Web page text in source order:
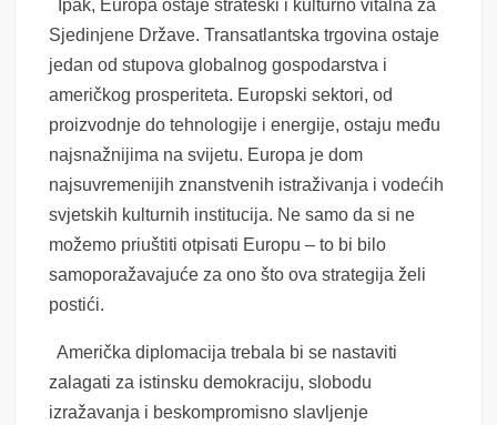
Ipak, Europa ostaje strateški i kulturno vitalna za
Sjedinjene Države. Transatlantska trgovina ostaje
jedan od stupova globalnog gospodarstva i
američkog prosperiteta. Europski sektori, od
proizvodnje do tehnologije i energije, ostaju među
najsnažnijima na svijetu. Europa je dom
najsuvremenijih znanstvenih istraživanja i vodećih
svjetskih kulturnih institucija. Ne samo da si ne
možemo priuštiti otpisati Europu – to bi bilo
samoporažavajuće za ono što ova strategija želi
postići.
Američka diplomacija trebala bi se nastaviti
zalagati za istinsku demokraciju, slobodu
izražavanja i beskompromisno slavljenje